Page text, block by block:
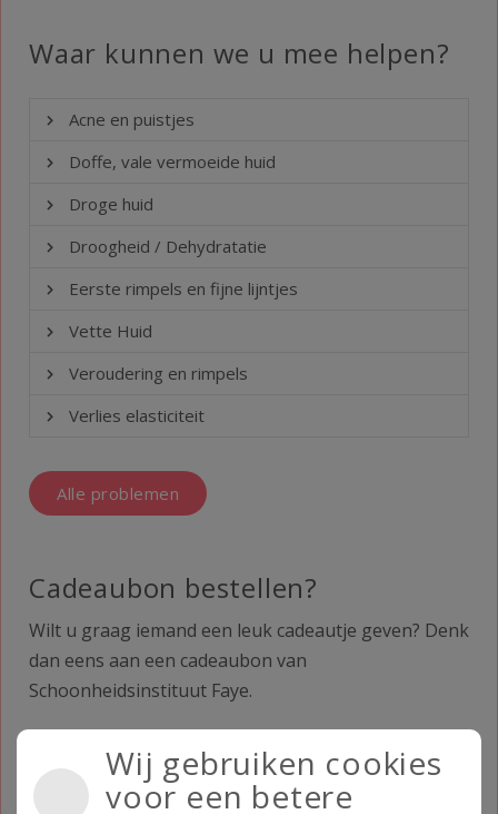
Waar kunnen we u mee helpen?
Acne en puistjes
Doffe, vale vermoeide huid
Droge huid
Droogheid / Dehydratatie
Eerste rimpels en fijne lijntjes
Vette Huid
Veroudering en rimpels
Verlies elasticiteit
Alle problemen
Cadeaubon bestellen?
Wilt u graag iemand een leuk cadeautje geven? Denk
dan eens aan een cadeaubon van
Schoonheidsinstituut Faye.
Meer informatie
Wij gebruiken cookies
voor een betere